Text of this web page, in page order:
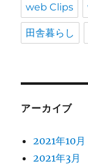
web Clips
田舎暮らし
アーカイブ
2021年10月
2021年3月